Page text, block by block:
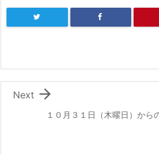
１０月３１日（木曜日）から

Next